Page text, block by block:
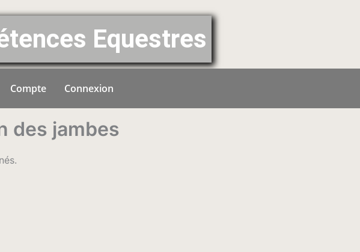
Equestres
Compte Connexion
des jambes